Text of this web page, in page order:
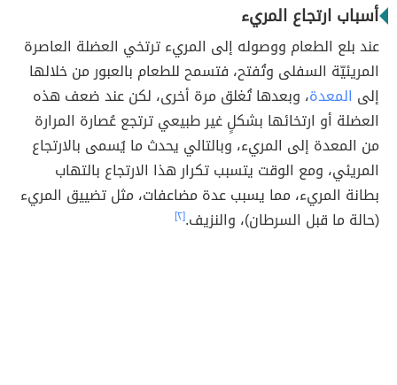
أسباب ارتجاع المريء
عند بلع الطعام ووصوله إلى المريء ترتخي العضلة العاصرة
المريئيّة السفلى وتُفتح، فتسمح للطعام بالعبور من خلالها
إلى المعدة، وبعدها تُغلق مرة أخرى، لكن عند ضعف هذه
العضلة أو ارتخائها بشكلٍ غير طبيعي ترتجع عُصارة المرارة
من المعدة إلى المريء، وبالتالي يحدث ما يُسمى بالارتجاع
المريئي، ومع الوقت يتسبب تكرار هذا الارتجاع بالتهاب
بطانة المريء، مما يسبب عدة مضاعفات، مثل تضييق المريء
(حالة ما قبل السرطان)، والنزيف.[٢]